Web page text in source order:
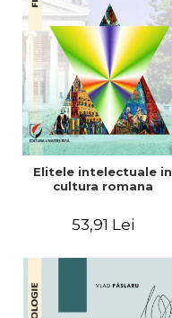
Elitele intelectuale in
cultura romana
53,91 Lei